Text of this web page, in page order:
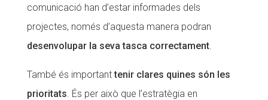
comunicació han d’estar informades dels
projectes, només d’aquesta manera podran
desenvolupar la seva tasca correctament.
També és importanttenir clares quines són les
prioritats. És per això que l’estratègia en